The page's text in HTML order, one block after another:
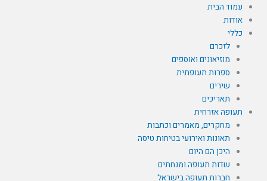
עמוד הבית
אודות
כללי
לזכרם
מוזיאונים ואוספים
ספרות תעופתית
שירים
תאריכים
תעופה אזרחית
מחקרים, מאמרים וכתבות
תאונות ואירועי בטיחות טיסה
היכן הם היום
שדות תעופה ומנחתים
חברות תעופה בישראל